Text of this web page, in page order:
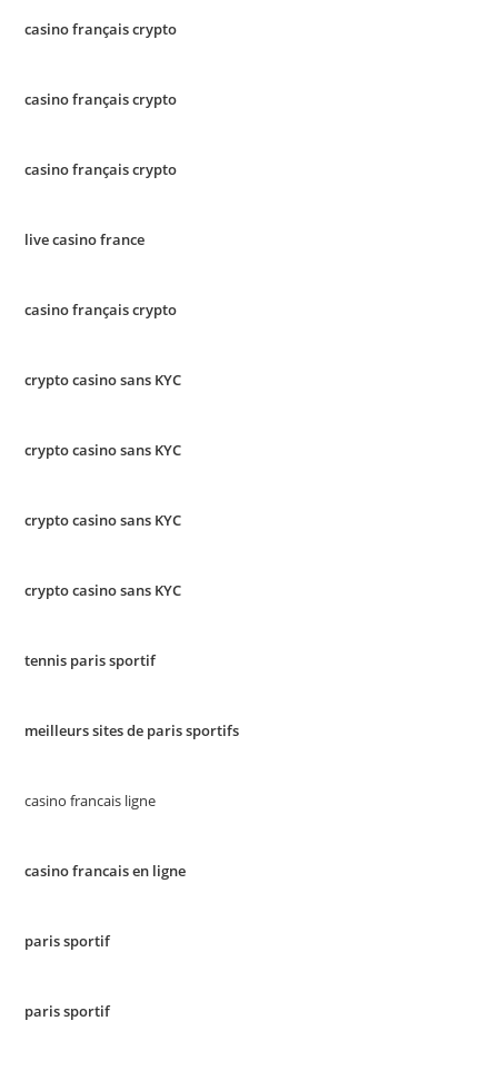
casino français crypto
casino français crypto
casino français crypto
live casino france
casino français crypto
crypto casino sans KYC
crypto casino sans KYC
crypto casino sans KYC
crypto casino sans KYC
tennis paris sportif
meilleurs sites de paris sportifs
casino francais ligne
casino francais en ligne
paris sportif
paris sportif